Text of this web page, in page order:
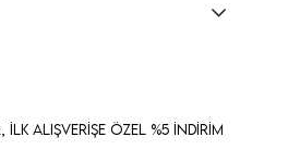
İlk Alışverişe Özel %5 İndirim